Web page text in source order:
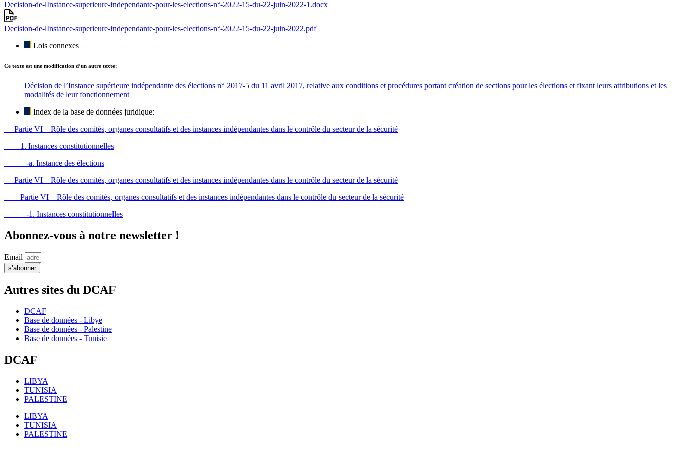
Decision-de-lInstance-superieure-independante-pour-les-elections-n°-2022-15-du-22-juin-2022-1.docx
Decision-de-lInstance-superieure-independante-pour-les-elections-n°-2022-15-du-22-juin-2022.pdf
Lois connexes
Ce texte est une modification d’un autre texte:
Décision de l’Instance supérieure indépendante des élections n° 2017-5 du 11 avril 2017, relative aux conditions et procédures portant création de sections pour les élections et fixant leurs attributions et les
modalités de leur fonctionnement
Index de la base de données juridique:
–Partie VI – Rôle des comités, organes consultatifs et des instances indépendantes dans le contrôle du secteur de la sécurité
—1. Instances constitutionnelles
—-a. Instance des élections
–Partie VI – Rôle des comités, organes consultatifs et des instances indépendantes dans le contrôle du secteur de la sécurité
—Partie VI – Rôle des comités, organes consultatifs et des instances indépendantes dans le contrôle du secteur de la sécurité
—-1. Instances constitutionnelles
Abonnez-vous à notre newsletter !
Email
s’abonner
Autres sites du DCAF
DCAF
Base de données - Libye
Base de données - Palestine
Base de données - Tunisie
DCAF
LIBYA
TUNISIA
PALESTINE
LIBYA
TUNISIA
PALESTINE